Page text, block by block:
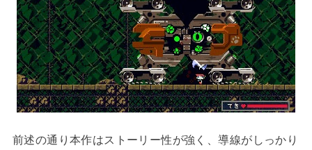
前述の通り本作はストーリー性が強く、導線がしっかり